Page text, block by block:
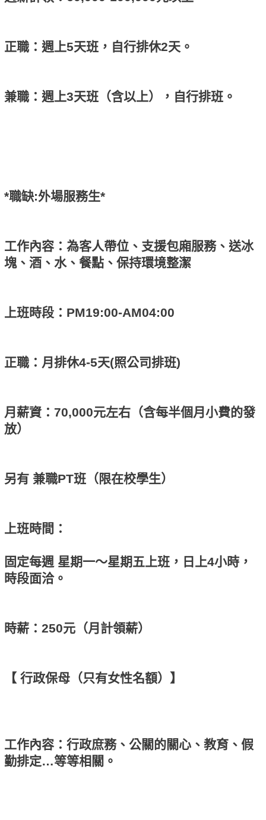
正職：週上5天班，自行排休2天。
兼職：週上3天班（含以上），自行排班。
*職缺:外場服務生*
工作內容：為客人帶位、支援包廂服務、送冰
塊、酒、水、餐點、保持環境整潔
上班時段：PM19:00-AM04:00
正職：月排休4-5天(照公司排班)
月薪資：70,000元左右（含每半個月小費的發
放）
另有 兼職PT班（限在校學生）
上班時間：
固定每週 星期一～星期五上班，日上4小時，
時段面洽。
時薪：250元（月計領薪）
【 行政保母（只有女性名額）】
工作內容：行政庶務、公關的關心、教育、假
勤排定…等等相關。